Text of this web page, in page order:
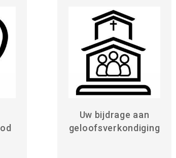
Uw bijdrage aan
geloofsverkondiging